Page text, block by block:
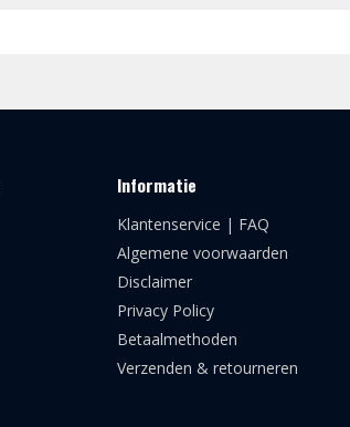
Informatie
Klantenservice | FAQ
Algemene voorwaarden
Disclaimer
Privacy Policy
Betaalmethoden
Verzenden & retourneren